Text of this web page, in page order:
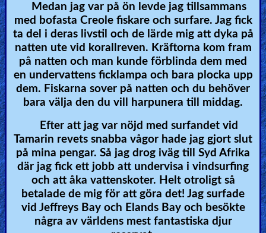
Medan jag var på ön levde jag tillsammans
med bofasta Creole fiskare och surfare. Jag fick
ta del i deras livstil och de lärde mig att dyka på
natten ute vid korallreven. Kräftorna kom fram
på natten och man kunde förblinda dem med
en undervattens ficklampa och bara plocka upp
dem. Fiskarna sover på natten och du behöver
bara välja den du vill harpunera till middag.
Efter att jag var nöjd med surfandet vid
Tamarin revets snabba vågor hade jag gjort slut
på mina pengar. Så jag drog iväg till Syd Afrika
där jag fick ett jobb att undervisa i vindsurfing
och att åka vattenskoter. Helt otroligt så
betalade de mig för att göra det! Jag surfade
vid Jeffreys Bay och Elands Bay och besökte
några av världens mest fantastiska djur